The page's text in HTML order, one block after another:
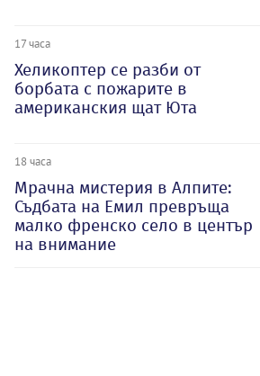
17 часа
Хеликоптер се разби от
борбата с пожарите в
американския щат Юта
18 часа
Мрачна мистерия в Алпите:
Съдбата на Емил превръща
малко френско село в център
на внимание